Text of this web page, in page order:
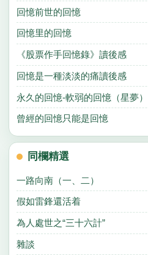
回憶前世的回憶
回憶里的回憶
《股票作手回憶錄》讀後感
回憶是一種淡淡的痛讀後感
曾經的回憶只能是回憶
同欄精選
一路向南（一、二）
假如雷鋒還活着
為人處世之“三十六計”
雜談